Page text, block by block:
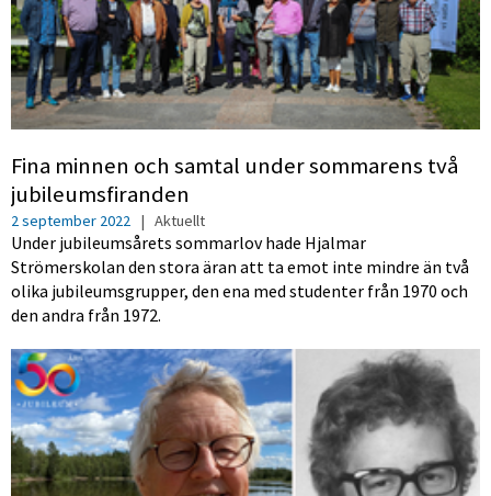
Fina minnen och samtal under sommarens två
jubileumsfiranden
2 september 2022 | Aktuellt
Under jubileumsårets sommarlov hade Hjalmar
Strömerskolan den stora äran att ta emot inte mindre än två
olika jubileumsgrupper, den ena med studenter från 1970 och
den andra från 1972.